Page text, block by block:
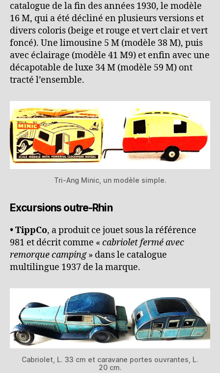
catalogue de la fin des années 1930, le modèle
16 M, qui a été décliné en plusieurs versions et
divers coloris (beige et rouge et vert clair et vert
foncé). Une limousine 5 M (modèle 38 M), puis
avec éclairage (modèle 41 M9) et enfin avec une
décapotable de luxe 34 M (modèle 59 M) ont
tracté l’ensemble.
Tri-Ang Minic, un modèle simple.
Excursions outre-Rhin
• TippCo, a produit ce jouet sous la référence
981 et décrit comme « cabriolet fermé avec
remorque camping» dans le catalogue
multilingue 1937 de la marque.
Cabriolet, L. 33 cm et caravane portes ouvrantes, L.
20 cm.